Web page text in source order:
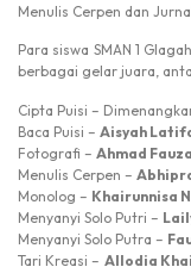
Menulis Cerpen dan
Para siswa SMAN 1
berbagai gelar juara,
Cipta Puisi –
Baca Puisi – Aisyah
Fotografi – Ahmad
Menulis Cerpen –
Monolog – Khairunnisa
Menyanyi Solo Putri –
Menyanyi Solo Putra –
Tari Kreasi – Allodia